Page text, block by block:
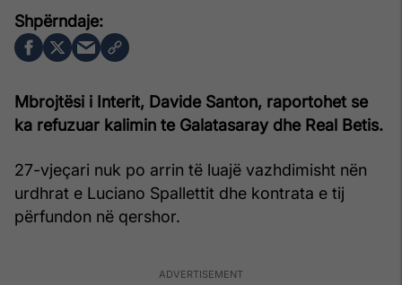
Mbrojtësi i Interit, Davide Santon, raportohet se
ka refuzuar kalimin te Galatasaray dhe Real Betis.
27-vjeçari nuk po arrin të luajë vazhdimisht nën
urdhrat e Luciano Spallettit dhe kontrata e tij
përfundon në qershor.